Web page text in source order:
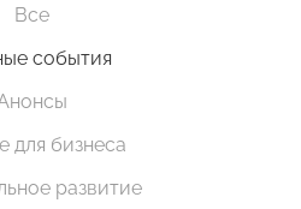
Все
события
для бизнеса
развитие